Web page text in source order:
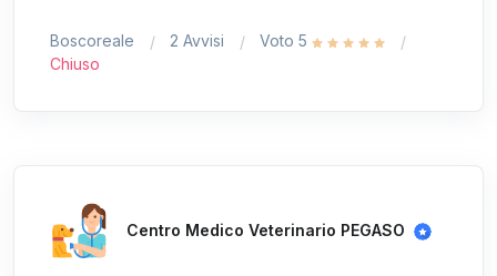
Boscoreale 2 Avvisi
Voto 5
Chiuso
Centro Medico Veterinario PEGASO